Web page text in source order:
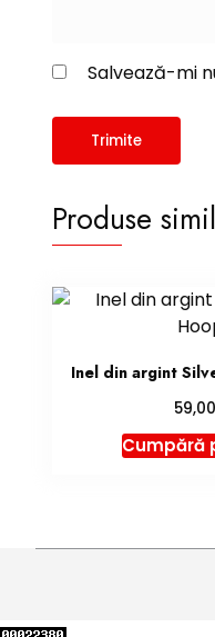
Salvează-mi
Produse
Inel din argint
59,00
Cumpără